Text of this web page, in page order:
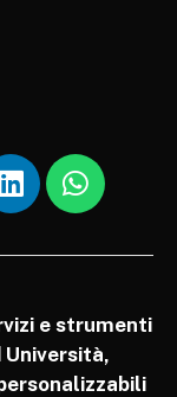
e strumenti